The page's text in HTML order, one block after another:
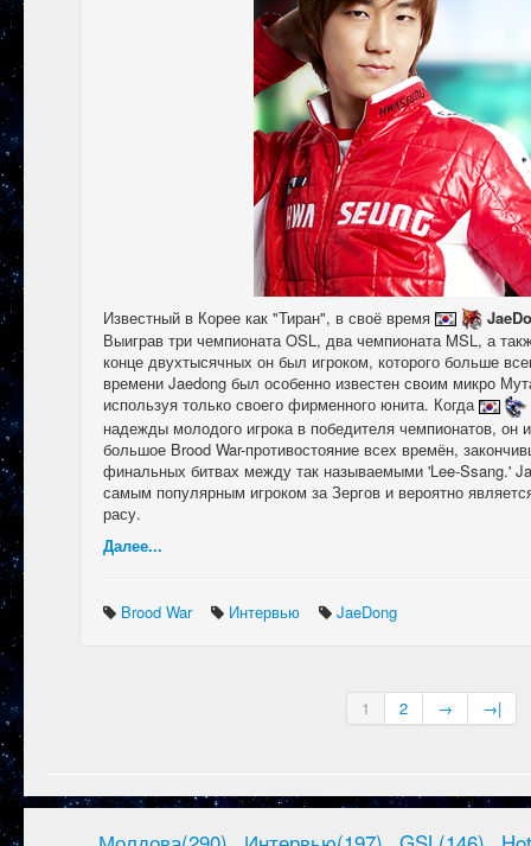
Известный в Корее как "Тиран", в своё время
Выиграв три чемпионата OSL, два чемпионата MSL, а
конце двухтысячных он был игроком, которого больше
времени Jaedong был особенно известен своим микро
используя только своего фирменного юнита. Когда
надежды молодого игрока в победителя чемпионатов, он
большое Brood War-противостояние всех времён,
финальных битвах между так называемыми 'Lee-Ssang.'
самым популярным игроком за Зергов и вероятно
расу.
Далее...
Brood War Интервью JaeDong
1 2 → →|